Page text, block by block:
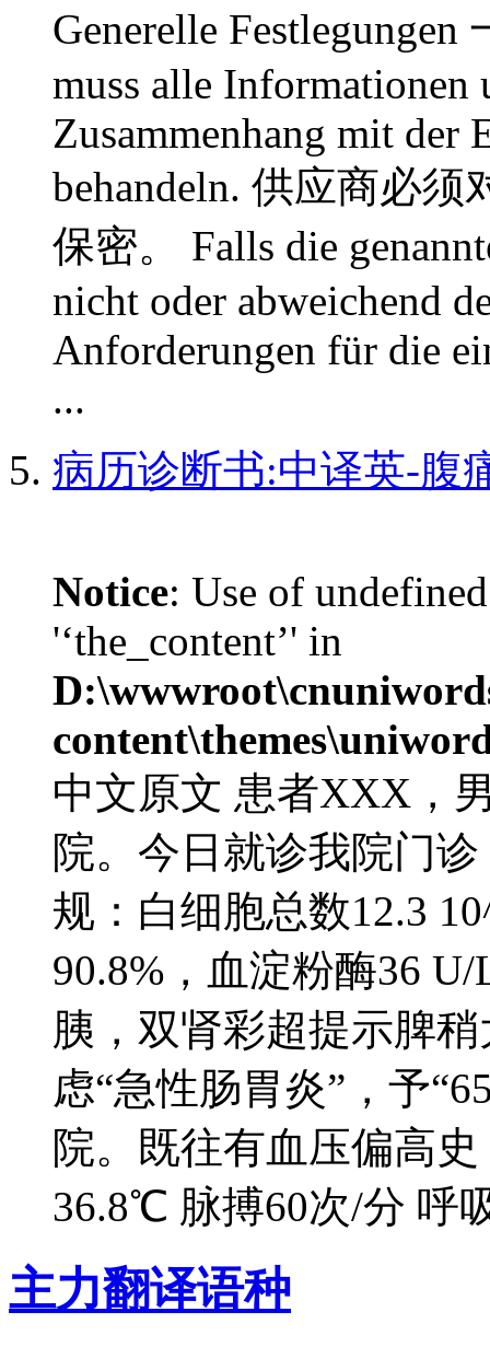
Generelle
muss alle Informationen
Zusammenhang mit der
behandeln. 供应商必
保密。 Falls die
nicht oder abweichend
Anforderungen für die
...
病历诊断书:中译英-腹
Notice: Use of
'‘the_content’' in
中文原文 患者XXX，
院。今日就诊我院门
规：白细胞总数12.3
90.8%，血淀粉酶36
胰，双肾彩超提示脾
虑“急性肠胃炎”，予
院。既往有血压偏高
36.8℃ 脉搏60次/分 呼
主力翻译语种